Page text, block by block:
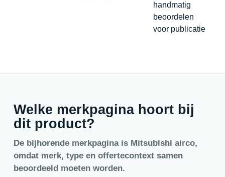
handmatig
beoordelen
voor publicatie
Welke merkpagina hoort bij
dit product?
De bijhorende merkpagina is Mitsubishi airco,
omdat merk, type en offertecontext samen
beoordeeld moeten worden.